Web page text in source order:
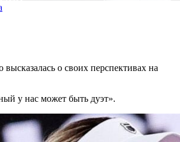
о своих перспективах на
у нас может быть дуэт».